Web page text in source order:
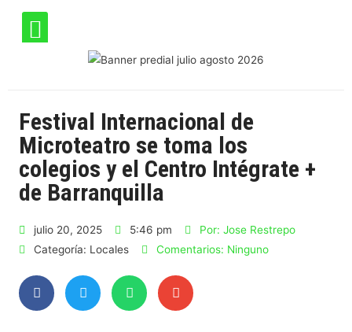
Festival Internacional de
Microteatro se toma los
colegios y el Centro Intégrate +
de Barranquilla
julio 20, 2025 5:46 pm Por: Jose Restrepo
Categoría: Locales Comentarios: Ninguno